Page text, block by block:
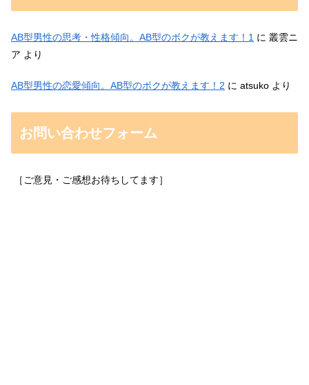
AB型男性の思考・性格傾向。AB型のボクが教えます！1 に 叢雲ニ
ア より
AB型男性の恋愛傾向。AB型のボクが教えます！2 に atsuko より
お問い合わせフォーム
［ご意見・ご感想お待ちしてます］